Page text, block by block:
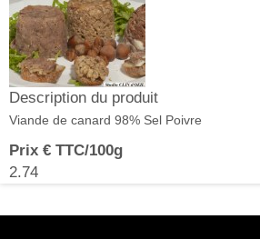
Description du produit
Viande de canard 98% Sel Poivre
Prix € TTC/100g
2.74